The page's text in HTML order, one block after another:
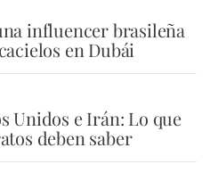
influencer brasileña
en Dubái
Unidos e Irán: Lo que
deben saber